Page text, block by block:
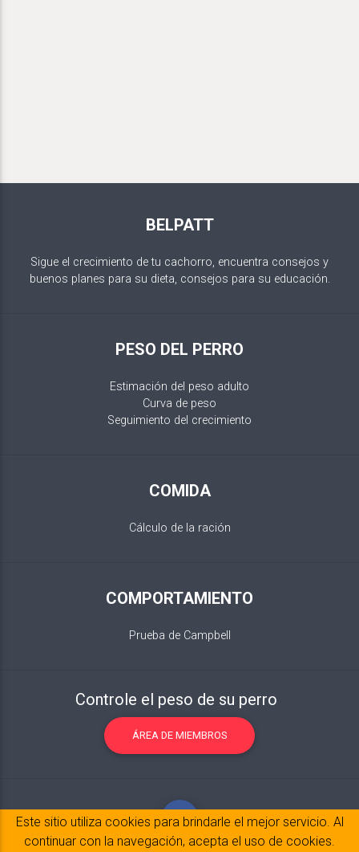
BELPATT
Sigue el crecimiento de tu cachorro, encuentra consejos y
buenos planes para su dieta, consejos para su educación.
PESO DEL PERRO
Estimación del peso adulto
Curva de peso
Seguimiento del crecimiento
COMIDA
Cálculo de la ración
COMPORTAMIENTO
Prueba de Campbell
Controle el peso de su perro
ÁREA DE MIEMBROS
Este sitio utiliza cookies para brindarle el mejor servicio. Al
continuar con la navegación, acepta el uso de cookies.